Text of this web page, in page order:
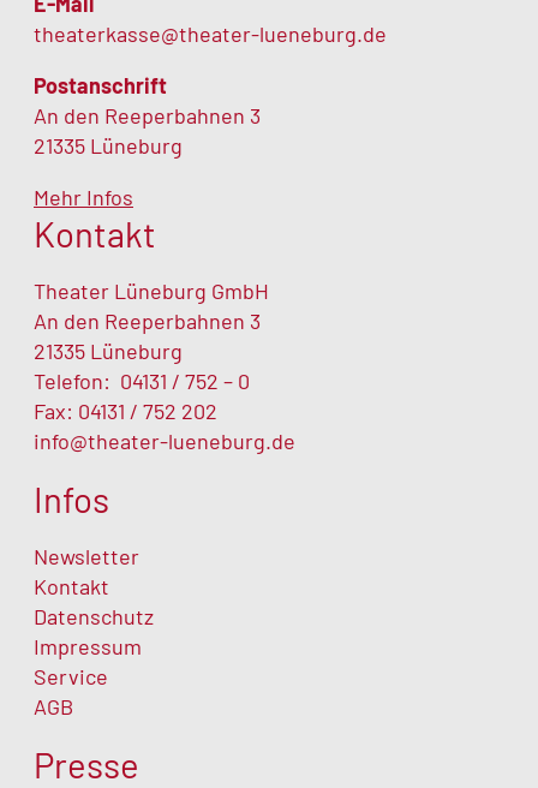
theaterkasse@theater-lueneburg.de
Postanschrift
An den Reeperbahnen 3
21335 Lüneburg
Mehr Infos
Kontakt
Theater Lüneburg GmbH
An den Reeperbahnen 3
21335 Lüneburg
Telefon: 04131 / 752 – 0
Fax: 04131 / 752 202
info@theater-lueneburg.de
Infos
Newsletter
Kontakt
Datenschutz
Impressum
Service
AGB
Presse